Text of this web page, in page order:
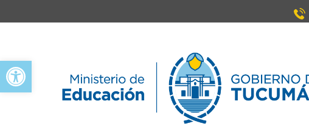
Open toolbar